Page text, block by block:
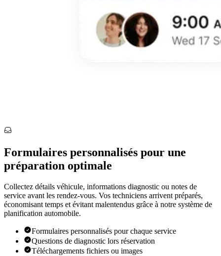
Formulaires personnalisés pour une
préparation optimale
Collectez détails véhicule, informations diagnostic ou notes de
service avant les rendez-vous. Vos techniciens arrivent préparés,
économisant temps et évitant malentendus grâce à notre système de
planification automobile.
Formulaires personnalisés pour chaque service
Questions de diagnostic lors réservation
Téléchargements fichiers ou images